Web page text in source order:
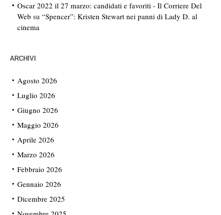
Oscar 2022 il 27 marzo: candidati e favoriti - Il Corriere Del
Web su “Spencer”: Kristen Stewart nei panni di Lady D. al
cinema
ARCHIVI
Agosto 2026
Luglio 2026
Giugno 2026
Maggio 2026
Aprile 2026
Marzo 2026
Febbraio 2026
Gennaio 2026
Dicembre 2025